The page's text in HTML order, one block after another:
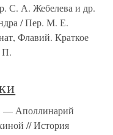
С. А. Жебелева и др.
/ Пер. М. Е.
Флавий. Краткое
П.
— Аполлинарий
// История